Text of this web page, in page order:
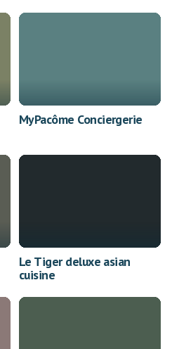
MyPacôme Conciergerie
Le Tiger deluxe asian
cuisine